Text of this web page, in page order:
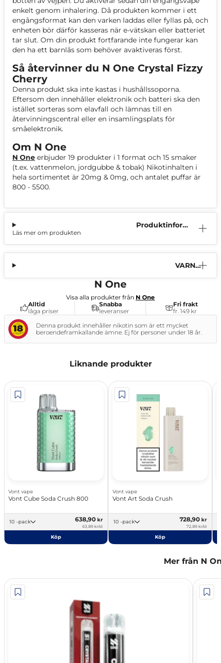
enkelt genom inhalering. Då produkten kommer i ett
engångsformat kan den varken laddas eller fyllas på, och
enheten bör därför kasseras när e-vätskan eller batteriet
tar slut. Om din produkt fortfarande inte fungerar kan
den ha ett barnlås som behöver avaktiveras först.
Så återvinner du N One Crystal Fizzy
Cherry
Denna produkt ska inte kastas i hushållssoporna.
Eftersom den innehåller elektronik och batteri ska den
istället sorteras som elavfall och lämnas till en
återvinningscentral eller en insamlingsplats för
småelektronik.
Om N One
N One erbjuder 19 produkter i 1 format och 15 smaker
(t.ex. vattenmelon, jordgubbe & tobak) Nikotinhalten i
hela sortimentet är 20mg & 0mg, och antalet puffar är
800 - 5500.
Produktinform
Läs mer om produkten
VARNI
N One
Visa alla produkter från N One
Alltid
låga priser
Snabba
leveranser
Fri frakt
fr. 149 kr
Denna produkt innehåller nikotin som är ett mycket
beroendeframkallande ämne. Ej för personer under 18 år.
Liknande produkter
Vont vape
Vont Cube Soda Crush 800
10 -pack 638,90 kr
63,89 kr/st
Köp
Vont vape
Vont Art Soda Crush
10 -pack 728,90 kr
72,89 kr/st
Köp
Mer från N